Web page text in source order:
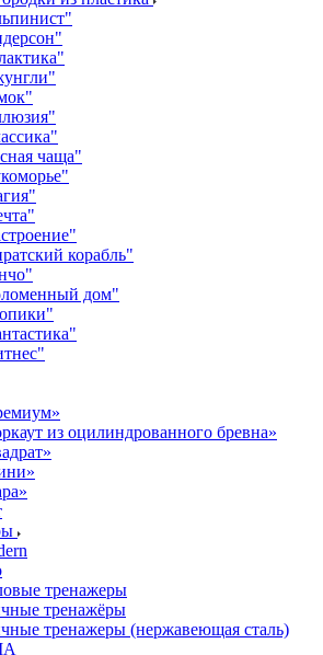
чаща"
корабль"
дом"
из оцилиндрованного бревна»
тренажеры
тренажёры
тренажеры (нержавеющая сталь)